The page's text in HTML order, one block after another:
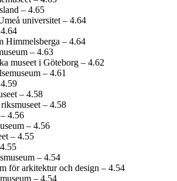
– 4.65
universitet – 4.64
Himmelsberga – 4.64
– 4.63
museet i Göteborg – 4.62
– 4.61
– 4.58
– 4.58
4.56
– 4.56
– 4.55
– 4.54
för arkitektur och design – 4.54
– 4.54